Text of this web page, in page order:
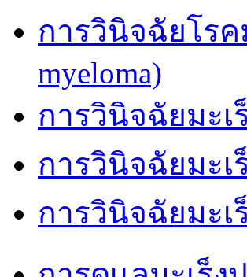
การวินิจฉัยโรค
myeloma)
การวินิจฉัยมะเ
การวินิจฉัยมะเ
การวินิจฉัยมะเ